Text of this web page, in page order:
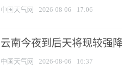
中国天气网 2026-08-06 17:06
云南今夜到后天将现较强
中国天气网 2026-08-06 16:37